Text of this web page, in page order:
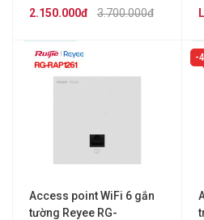
RAP1200(P)
3.700.000đ
2.150.000đ
Access point WiFi 6 gắn
tường Reyee RG-